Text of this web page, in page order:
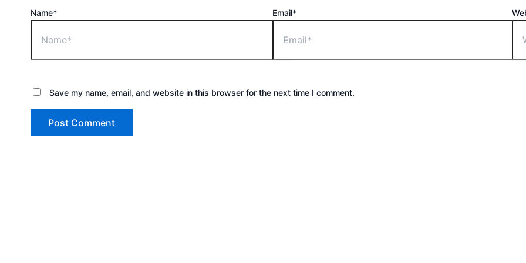
Name* Email*
Save my name, email, and website in this browser for the next time I comment.